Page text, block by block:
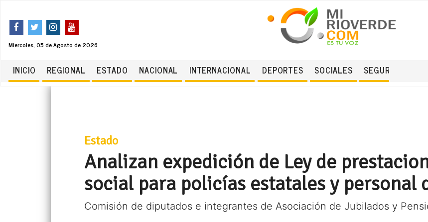
Miercoles, 05 de Agosto de 2026
INICIO REGIONAL ESTADO NACIONAL INTERNACIONAL DEPORTES SOCIALES SEGURIDAD
Estado
Analizan expedición de Ley de
social para policías estatales y personal
Comisión de diputados e integrantes de Asociación de Jubilados y